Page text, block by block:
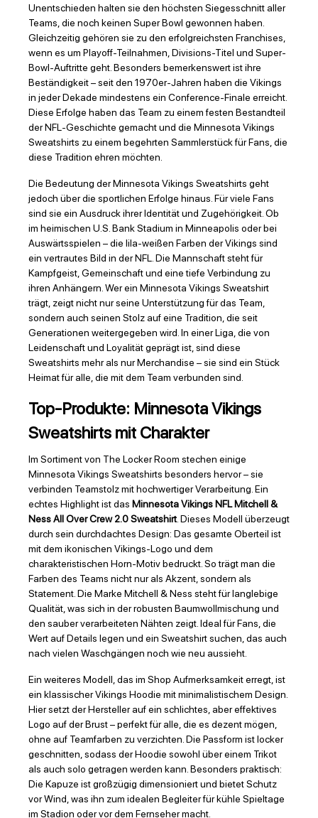
Unentschieden halten sie den höchsten Siegesschnitt aller
Teams, die noch keinen Super Bowl gewonnen haben.
Gleichzeitig gehören sie zu den erfolgreichsten Franchises,
wenn es um Playoff-Teilnahmen, Divisions-Titel und Super-
Bowl-Auftritte geht. Besonders bemerkenswert ist ihre
Beständigkeit – seit den 1970er-Jahren haben die Vikings
in jeder Dekade mindestens ein Conference-Finale erreicht.
Diese Erfolge haben das Team zu einem festen Bestandteil
der NFL-Geschichte gemacht und die Minnesota Vikings
Sweatshirts zu einem begehrten Sammlerstück für Fans, die
diese Tradition ehren möchten.
Die Bedeutung der Minnesota Vikings Sweatshirts geht
jedoch über die sportlichen Erfolge hinaus. Für viele Fans
sind sie ein Ausdruck ihrer Identität und Zugehörigkeit. Ob
im heimischen U.S. Bank Stadium in Minneapolis oder bei
Auswärtsspielen – die lila-weißen Farben der Vikings sind
ein vertrautes Bild in der NFL. Die Mannschaft steht für
Kampfgeist, Gemeinschaft und eine tiefe Verbindung zu
ihren Anhängern. Wer ein Minnesota Vikings Sweatshirt
trägt, zeigt nicht nur seine Unterstützung für das Team,
sondern auch seinen Stolz auf eine Tradition, die seit
Generationen weitergegeben wird. In einer Liga, die von
Leidenschaft und Loyalität geprägt ist, sind diese
Sweatshirts mehr als nur Merchandise – sie sind ein Stück
Heimat für alle, die mit dem Team verbunden sind.
Top-Produkte: Minnesota Vikings
Sweatshirts mit Charakter
Im Sortiment von The Locker Room stechen einige
Minnesota Vikings Sweatshirts besonders hervor – sie
verbinden Teamstolz mit hochwertiger Verarbeitung. Ein
echtes Highlight ist das Minnesota Vikings NFL Mitchell &
Ness All Over Crew 2.0 Sweatshirt. Dieses Modell überzeugt
durch sein durchdachtes Design: Das gesamte Oberteil ist
mit dem ikonischen Vikings-Logo und dem
charakteristischen Horn-Motiv bedruckt. So trägt man die
Farben des Teams nicht nur als Akzent, sondern als
Statement. Die Marke Mitchell & Ness steht für langlebige
Qualität, was sich in der robusten Baumwollmischung und
den sauber verarbeiteten Nähten zeigt. Ideal für Fans, die
Wert auf Details legen und ein Sweatshirt suchen, das auch
nach vielen Waschgängen noch wie neu aussieht.
Ein weiteres Modell, das im Shop Aufmerksamkeit erregt, ist
ein klassischer Vikings Hoodie mit minimalistischem Design.
Hier setzt der Hersteller auf ein schlichtes, aber effektives
Logo auf der Brust – perfekt für alle, die es dezent mögen,
ohne auf Teamfarben zu verzichten. Die Passform ist locker
geschnitten, sodass der Hoodie sowohl über einem Trikot
als auch solo getragen werden kann. Besonders praktisch:
Die Kapuze ist großzügig dimensioniert und bietet Schutz
vor Wind, was ihn zum idealen Begleiter für kühle Spieltage
im Stadion oder vor dem Fernseher macht.